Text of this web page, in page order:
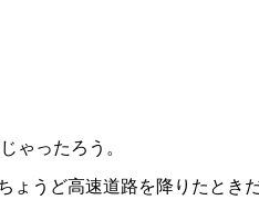
ゃったろう。
ょうど高速道路を降りたと